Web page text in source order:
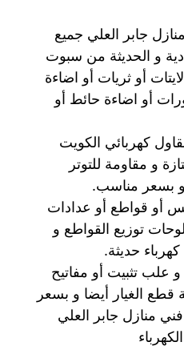
جابر العلي جميع
و الحديثة من سبوت
أو ثريات أو اضاءة
أو اضاءة حائط أو
كهربائي الكويت
و مقاومة للتوتر
و بسعر مناسب.
أو قواطع أو عدادات
توزيع القواطع و
حديثة.
علب تثبيت أو مفاتيح
الغيار أيضا و بسعر
منازل جابر العلي